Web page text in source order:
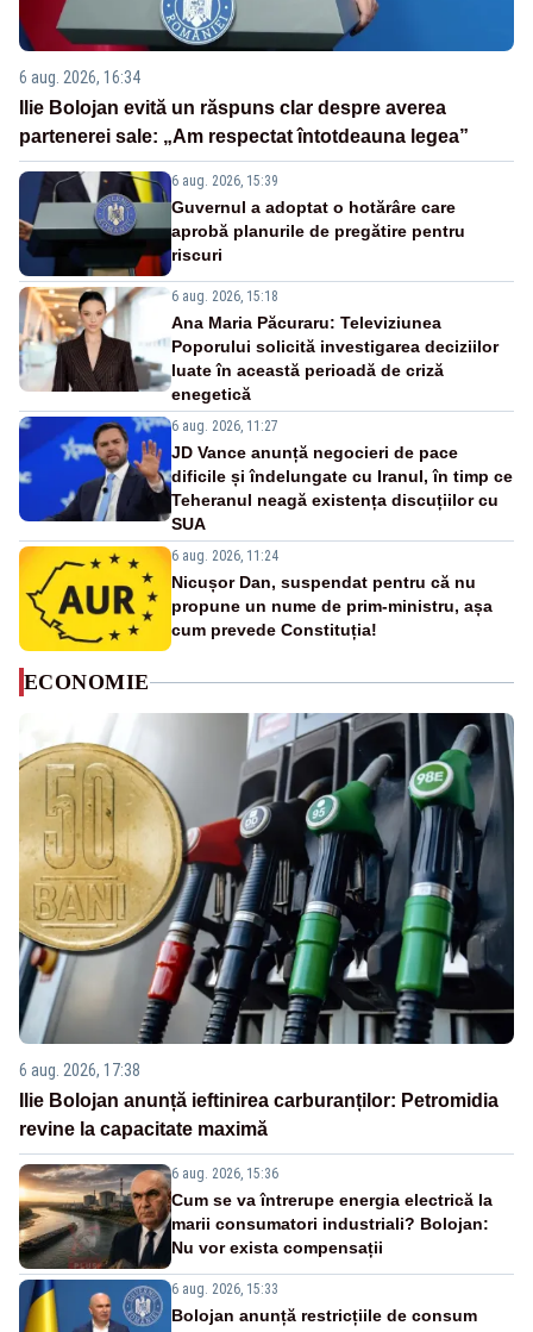
6 aug. 2026, 16:34
Ilie Bolojan evită un răspuns clar despre averea
partenerei sale: „Am respectat întotdeauna legea”
6 aug. 2026, 15:39
Guvernul a adoptat o hotărâre care
aprobă planurile de pregătire pentru
riscuri
6 aug. 2026, 15:18
Ana Maria Păcuraru: Televiziunea
Poporului solicită investigarea deciziilor
luate în această perioadă de criză
enegetică
6 aug. 2026, 11:27
JD Vance anunță negocieri de pace
dificile și îndelungate cu Iranul, în timp ce
Teheranul neagă existența discuțiilor cu
SUA
6 aug. 2026, 11:24
Nicușor Dan, suspendat pentru că nu
propune un nume de prim-ministru, așa
cum prevede Constituția!
ECONOMIE
6 aug. 2026, 17:38
Ilie Bolojan anunță ieftinirea carburanților: Petromidia
revine la capacitate maximă
6 aug. 2026, 15:36
Cum se va întrerupe energia electrică la
marii consumatori industriali? Bolojan:
Nu vor exista compensații
6 aug. 2026, 15:33
Bolojan anunță restricțiile de consum